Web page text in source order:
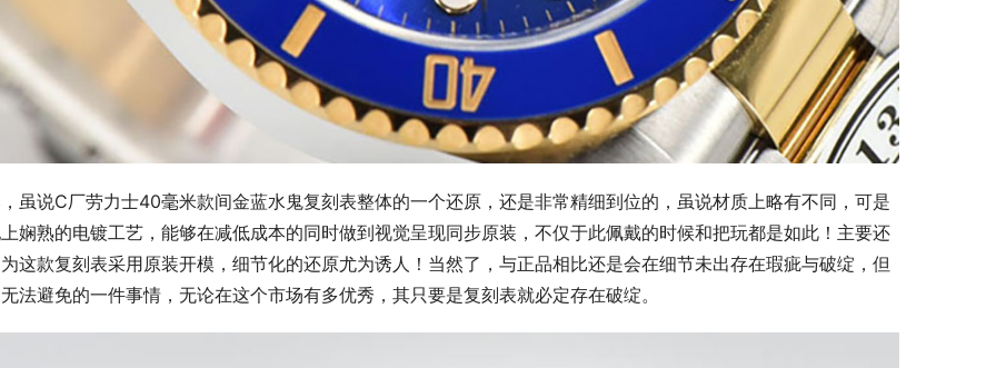
虽说C厂劳力士40毫米款间金蓝水鬼复刻表整体的一个还原，还是非常精细到位的，虽说材质上略有不同，可是
娴熟的电镀工艺，能够在减低成本的同时做到视觉呈现同步原装，不仅于此佩戴的时候和把玩都是如此！主要还
这款复刻表采用原装开模，细节化的还原尤为诱人！当然了，与正品相比还是会在细节未出存在瑕疵与破绽，但
法避免的一件事情，无论在这个市场有多优秀，其只要是复刻表就必定存在破绽。